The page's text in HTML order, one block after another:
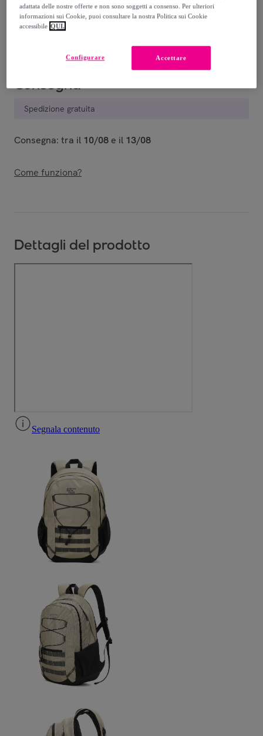
Venduto daGave Lux
Consegna
Spedizione gratuita
Consegna: tra il 10/08 e il 13/08
Come funziona?
Dettagli del prodotto
Segnala contenuto
adattata delle nostre offerte e non sono soggetti a consenso. Per ulteriori
informazioni sui Cookie, puoi consultare la nostra Politica sui Cookie
accessibile QUI.
Accettare
Configurare